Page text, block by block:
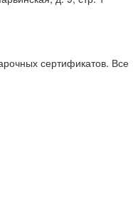
сертификатов. Все